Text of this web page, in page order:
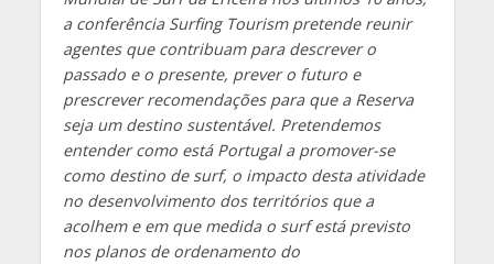
a conferência Surfing Tourism pretende reunir
agentes que contribuam para descrever o
passado e o presente, prever o futuro e
prescrever recomendações para que a Reserva
seja um destino sustentável. Pretendemos
entender como está Portugal a promover-se
como destino de surf, o impacto desta atividade
no desenvolvimento dos territórios que a
acolhem e em que medida o surf está previsto
nos planos de ordenamento do